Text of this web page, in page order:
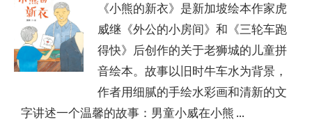
《小熊的新衣》是新加坡绘本作家虎
威继《外公的小房间》和《三轮车跑
得快》后创作的关于老狮城的儿童拼
音绘本。故事以旧时牛车水为背景，
作者用细腻的手绘水彩画和清新的文
字讲述一个温馨的故事：男童小威在小熊 ...